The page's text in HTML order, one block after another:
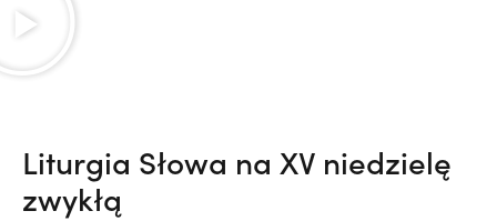
Liturgia Słowa na XV niedzielę
zwykłą